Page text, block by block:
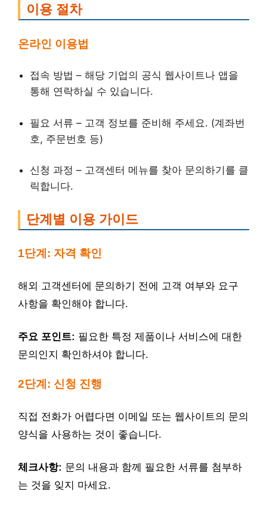
이용 절차
온라인 이용법
접속 방법 – 해당 기업의 공식 웹사이트나 앱을
통해 연락하실 수 있습니다.
필요 서류 – 고객 정보를 준비해 주세요. (계좌번
호, 주문번호 등)
신청 과정 – 고객센터 메뉴를 찾아 문의하기를 클
릭합니다.
단계별 이용 가이드
1단계: 자격 확인
해외 고객센터에 문의하기 전에 고객 여부와 요구
사항을 확인해야 합니다.
주요 포인트: 필요한 특정 제품이나 서비스에 대한
문의인지 확인하셔야 합니다.
2단계: 신청 진행
직접 전화가 어렵다면 이메일 또는 웹사이트의 문의
양식을 사용하는 것이 좋습니다.
체크사항: 문의 내용과 함께 필요한 서류를 첨부하
는 것을 잊지 마세요.